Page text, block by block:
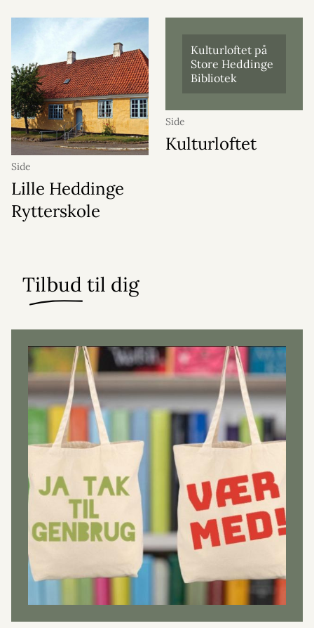
Side
Lille Heddinge
Rytterskole
Kulturloftet på
Store Heddinge
Bibliotek
Side
Kulturloftet
Tilbud til dig